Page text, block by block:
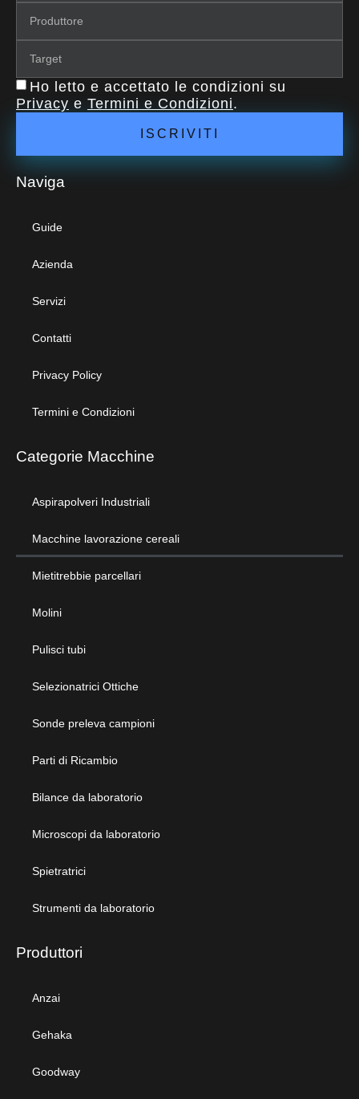
Ho letto e accettato le condizioni su
Privacy e Termini e Condizioni.
ISCRIVITI
Naviga
Guide
Azienda
Servizi
Contatti
Privacy Policy
Termini e Condizioni
Categorie Macchine
Aspirapolveri Industriali
Macchine lavorazione cereali
Mietitrebbie parcellari
Molini
Pulisci tubi
Selezionatrici Ottiche
Sonde preleva campioni
Parti di Ricambio
Bilance da laboratorio
Microscopi da laboratorio
Spietratrici
Strumenti da laboratorio
Produttori
Anzai
Gehaka
Goodway